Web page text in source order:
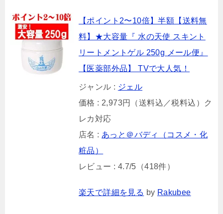
【ポイント2〜10倍】半額【送料無
料】★大容量『 水の天使 スキント
リートメントゲル 250g メール便』
【医薬部外品】 TVで大人気！
ジャンル : ジェル
価格 : 2,973円（送料込／税料込）ク
レカ対応
店名 : あっと＠バディ（コスメ・化
粧品）
レビュー : 4.7/5（418件）
楽天で詳細を見る by Rakubee